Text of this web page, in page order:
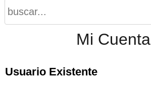
Mi Cuenta
Usuario Existente